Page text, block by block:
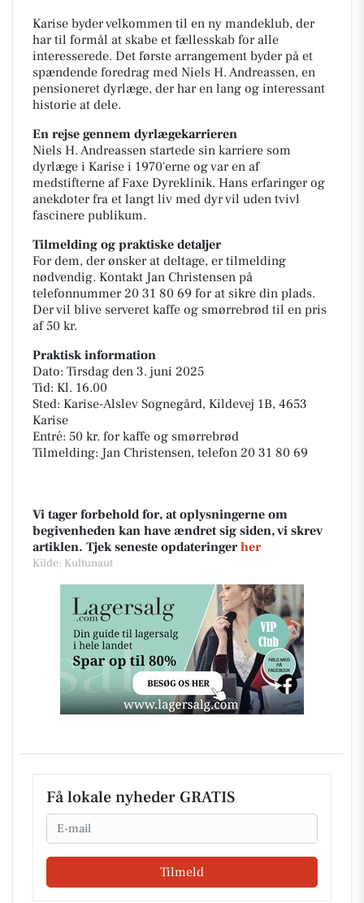
Karise byder velkommen til en ny mandeklub, der
har til formål at skabe et fællesskab for alle
interesserede. Det første arrangement byder på et
spændende foredrag med Niels H. Andreassen, en
pensioneret dyrlæge, der har en lang og interessant
historie at dele.
En rejse gennem dyrlægekarrieren
Niels H. Andreassen startede sin karriere som
dyrlæge i Karise i 1970'erne og var en af
medstifterne af Faxe Dyreklinik. Hans erfaringer og
anekdoter fra et langt liv med dyr vil uden tvivl
fascinere publikum.
Tilmelding og praktiske detaljer
For dem, der ønsker at deltage, er tilmelding
nødvendig. Kontakt Jan Christensen på
telefonnummer 20 31 80 69 for at sikre din plads.
Der vil blive serveret kaffe og smørrebrød til en pris
af 50 kr.
Praktisk information
Dato: Tirsdag den 3. juni 2025
Tid: Kl. 16.00
Sted: Karise-Alslev Sognegård, Kildevej 1B, 4653
Karise
Entré: 50 kr. for kaffe og smørrebrød
Tilmelding: Jan Christensen, telefon 20 31 80 69
Vi tager forbehold for, at oplysningerne om
begivenheden kan have ændret sig siden, vi skrev
artiklen. Tjek seneste opdateringer her
Kilde: Kultunaut
Få lokale nyheder GRATIS
Email
Tilmeld